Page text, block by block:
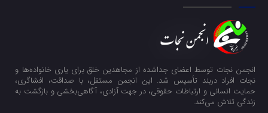
انجمن نجات توسط اعضای جداشده از مجاهدین خلق برای یاری خانواده‌ها و
نجات افراد دربند تأسیس شد. این انجمن مستقل، با صداقت، افشاگری،
حمایت انسانی و ارتباطات حقوقی، در جهت آزادی، آگاهی‌بخشی و بازگشت به
زندگی تلاش می‌کند.